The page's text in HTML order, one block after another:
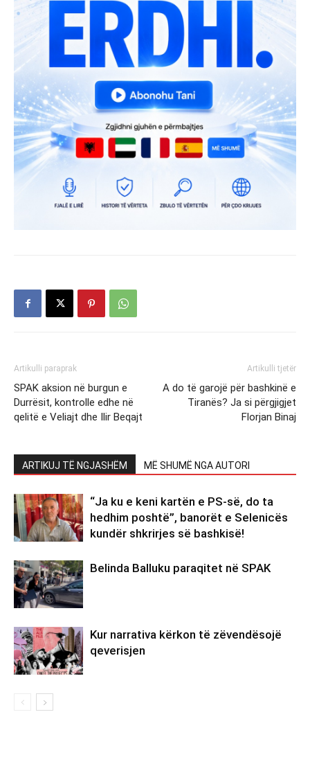
Artikulli paraprak
SPAK aksion në burgun e
Durrësit, kontrolle edhe në
qelitë e Veliajt dhe Ilir Beqajt
Artikulli tjetër
A do të garojë për bashkinë e
Tiranës? Ja si përgjigjet
Florjan Binaj
ARTIKUJ TË NGJASHËM MË SHUMË NGA AUTORI
“Ja ku e keni kartën e PS-së, do ta
hedhim poshtë”, banorët e Selenicës
kundër shkrirjes së bashkisë!
Belinda Balluku paraqitet në SPAK
Kur narrativa kërkon të zëvendësojë
qeverisjen